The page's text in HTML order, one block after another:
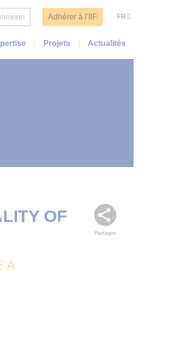
Adhérer à l'IIF FR
Projets Actualités
Partager
A
OF